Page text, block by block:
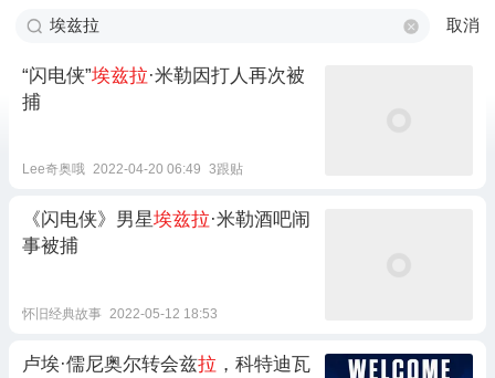
取消
“闪电侠”埃兹拉·米勒因打人再次被
捕
Lee奇奥哦 2022-04-20 06:49 3跟贴
《闪电侠》男星埃兹拉·米勒酒吧闹
事被捕
怀旧经典故事 2022-05-12 18:53
卢埃·儒尼奥尔转会兹拉 ，科特迪瓦